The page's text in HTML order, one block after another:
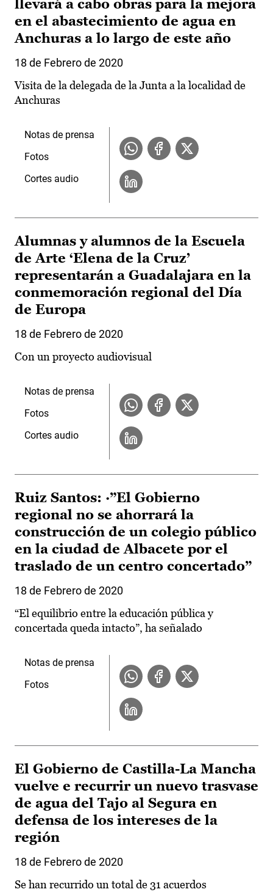
llevará a cabo obras para la mejora
en el abastecimiento de agua en
Anchuras a lo largo de este año
18 de Febrero de 2020
Visita de la delegada de la Junta a la localidad de
Anchuras
Notas de prensa
Fotos
Cortes audio
Alumnas y alumnos de la Escuela
de Arte ‘Elena de la Cruz’
representarán a Guadalajara en la
conmemoración regional del Día
de Europa
18 de Febrero de 2020
Con un proyecto audiovisual
Notas de prensa
Fotos
Cortes audio
Ruiz Santos: ·”El Gobierno
regional no se ahorrará la
construcción de un colegio público
en la ciudad de Albacete por el
traslado de un centro concertado”
18 de Febrero de 2020
“El equilibrio entre la educación pública y
concertada queda intacto”, ha señalado
Notas de prensa
Fotos
El Gobierno de Castilla-La Mancha
vuelve e recurrir un nuevo trasvase
de agua del Tajo al Segura en
defensa de los intereses de la
región
18 de Febrero de 2020
Se han recurrido un total de 31 acuerdos